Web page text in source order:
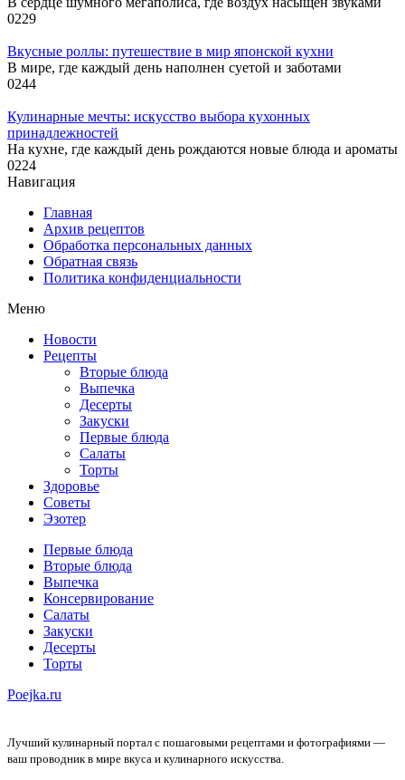
0229
Вкусные роллы: путешествие в мир японской кухни
В мире, где каждый день наполнен суетой и заботами
0244
Кулинарные мечты: искусство выбора кухонных
принадлежностей
На кухне, где каждый день рождаются новые блюда и ароматы
0224
Навигация
Главная
Архив рецептов
Обработка персональных данных
Обратная связь
Политика конфиденциальности
Меню
Новости
Рецепты
Вторые блюда
Выпечка
Десерты
Закуски
Первые блюда
Салаты
Торты
Здоровье
Советы
Эзотер
Первые блюда
Вторые блюда
Выпечка
Консервирование
Салаты
Закуски
Десерты
Торты
Poejka.ru
Лучший кулинарный портал с пошаговыми рецептами и фотографиями —
ваш проводник в мире вкуса и кулинарного искусства.